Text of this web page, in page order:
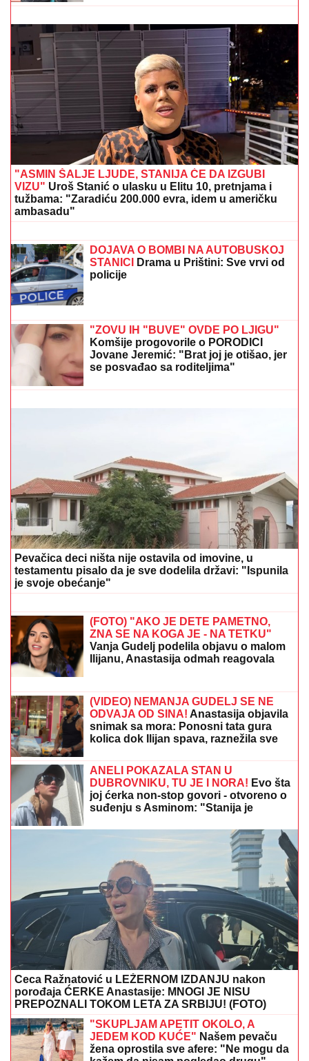
OVO JE MILKA (82) KOJU JE UBIO SIN! U poslednje
vreme živela u Domu, jutros došla da obiđe sina, a on
je TUKAO DO SMRTI! (FOTO, VIDEO)
"Ne daj Bože da meni dete kaže nešto
ružno! Ja sam njih pratila": Pevačica
otkrila šta je sve radila zbog dece, o
ovome nikada nije pričala
DOK U KRNJAČI SVE SIJA OD ZLATA,
RODNA KUĆA KEMIŠA PROPADA:
Meštani otkrili detalje porodične drame
u Grabovcu
Uroš Stanić o ulasku u Elitu 10, pretnjama i
tužbama: "Zaradiću 200.000 evra, idem u američku
ambasadu"
DECA BEZ NOGU, RUKU, GLINA SE
PROLAMALA OD JAUKA
Potresno
svedočanstvo iz 1995: Goreli su i nebo
i zemlja
DOJAVA O BOMBI NA AUTOBUSKOJ
STANICI
TRESLO SE U KOMŠILUKU:Zemljotres jačine 3,4
Rihtera pogodio susednu državu
"ZOVU IH "BUVE" OVDE PO LJIGU"
Komšije progovorile o PORODICI
Jovane Jeremić: "Brat joj je otišao, jer
se posvađao sa roditeljima"
BOJANA LAZIĆ POKAZALA MAJKU
Sa njom uživa na letovanju: Doručak U
BAZENU, a tek da vidite voditeljku u
bikiniju (FOTO)